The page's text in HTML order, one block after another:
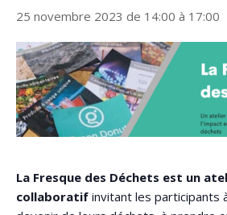
25 novembre 2023 de 14:00 à 17:00
La Fresque des Déchets est un
collaboratif invitant les participants